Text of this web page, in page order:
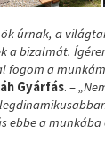
úrnak, a
a bizalmát.
fogom a
Gyárfás. –
ebbe a